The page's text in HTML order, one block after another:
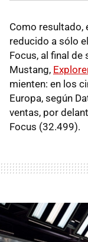
Como resultado,
reducido a sólo el
Focus, al final de
Mustang,
mienten: en los
Europa, según
ventas, por
Focus (32.499).